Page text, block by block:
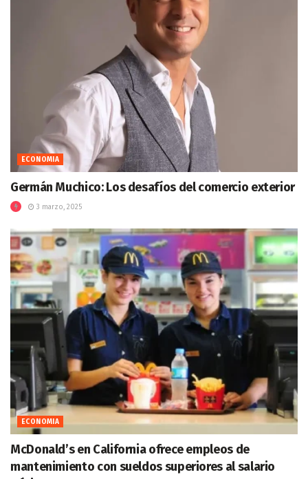
ECONOMIA
Germán Muchico: Los desafíos del comercio exterior
3 marzo, 2025
ECONOMIA
McDonald’s en California ofrece empleos de
mantenimiento con sueldos superiores al salario